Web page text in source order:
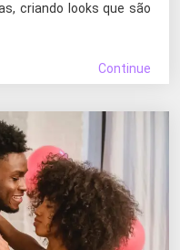
criando looks que são
Continue